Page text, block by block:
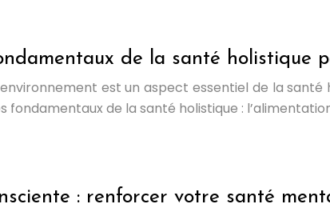
de la santé holistique
est un aspect essentiel de la
de la santé holistique :
: renforcer votre santé